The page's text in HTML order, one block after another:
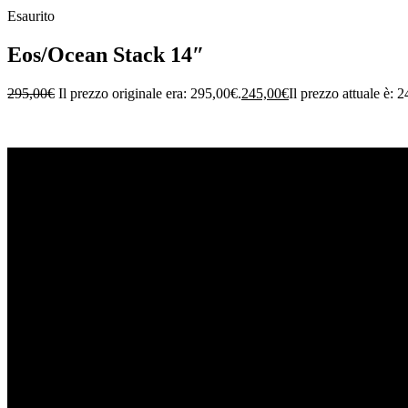
Esaurito
Eos/Ocean Stack 14″
295,00€ Il prezzo originale era: 295,00€.245,00€Il prezzo attuale è: